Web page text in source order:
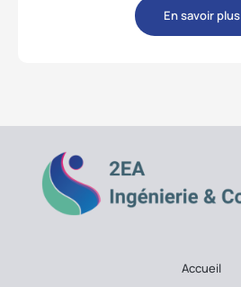
En savoir plus
Accueil